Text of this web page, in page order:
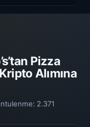
Pizza
Alımına
2.371